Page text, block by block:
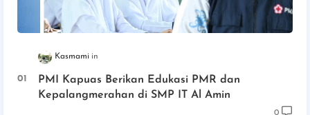
Kasmami
PMI Kapuas Berikan Edukasi PMR dan
Kepalangmerahan di SMP IT Al Amin
0